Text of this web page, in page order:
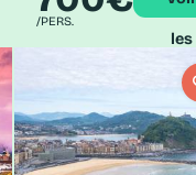
/PERS.
les